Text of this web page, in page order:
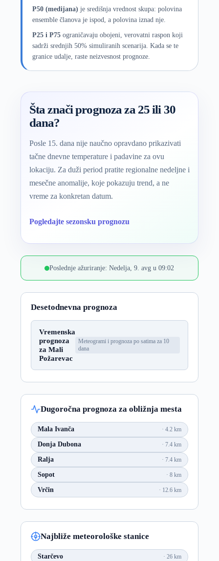
P50 (medijana) je središnja vrednost skupa: polovina
ensemble članova je ispod, a polovina iznad nje.
P25 i P75ograničavaju obojeni, verovatni raspon koji
sadrži srednjih 50% simuliranih scenarija. Kada se te
granice udalje, raste neizvesnost prognoze.
Šta znači prognoza za 25 ili 30
dana?
Posle 15. dana nije naučno opravdano prikazivati
tačne dnevne temperature i padavine za ovu
lokaciju. Za duži period pratite regionalne nedeljne i
mesečne anomalije, koje pokazuju trend, a ne
vreme za konkretan datum.
Pogledajte sezonsku prognozu
Poslednje ažuriranje: Nedelja, 9. avg u 09:02
Desetodnevna prognoza
Vremenska
prognoza
za Mali
Požarevac
Meteogrami i prognoza po satima za 10
dana
Dugoročna prognoza za obližnja mesta
Mala Ivanča 4.2 km
Donja Dubona 7.4 km
Ralja 7.4 km
Sopot 8 km
Vrčin 12.6 km
Najbliže meteorološke stanice
Starčevo 26 km